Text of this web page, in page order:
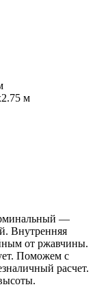
м
—
Внутренняя
от ржавчины.
Поможем с
расчет.